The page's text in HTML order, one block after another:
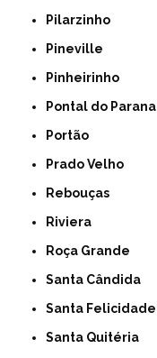
Pilarzinho
Pineville
Pinheirinho
Pontal do Parana
Portão
Prado Velho
Rebouças
Riviera
Roça Grande
Santa Cândida
Santa Felicidade
Santa Quitéria